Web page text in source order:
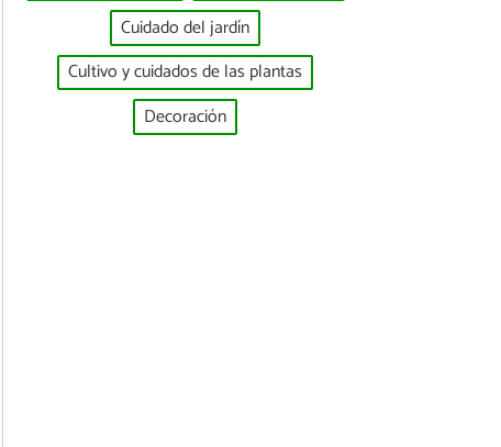
Cuidado del jardín
Cultivo y cuidados de las plantas
Decoración